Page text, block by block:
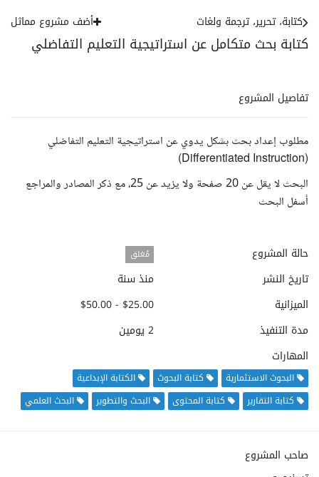
كتابة بحث متكامل عن استراتيجية التعليم التفاضلي
كتابة، تحرير، ترجمة ولغات أضف مشروع مماثل
تفاصيل المشروع
مطلوب إعداد بحث بشكل يدوي عن استراتيجية التعليم التفاضلي
(Differentiated Instruction)
البحث لا يقل عن 20 صفحة ولا يزيد عن 25، مع ذكر المصادر والمراجع
أسفل البحث
حالة المشروع مُغلق
تاريخ النشر
منذ سنة
الميزانية
$25.00 - $50.00
مدة التنفيذ
2 يومين
المهارات
البحوث الاستثمارية كتابة البحوث
الكتابة الإبداعية
كتابة التقارير
كتابة المحتوى البحث والتطوير البحث العلمي
صاحب المشروع